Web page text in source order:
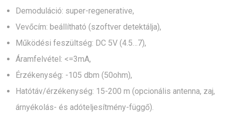
Demoduláció: super-regenerative,
Vevőcím: beállítható (szoftver detektálja),
Működési feszültség: DC 5V (4.5…7),
Áramfelvétel: <=3mA,
Érzékenység: -105 dbm (50ohm),
Hatótáv/érzékenység: 15-200 m (opcionális antenna, zaj,
árnyékolás- és adóteljesítmény-függő).